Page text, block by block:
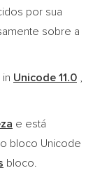
por sua
sobre a
Unicode 11.0 ,
e está
bloco Unicode
bloco.